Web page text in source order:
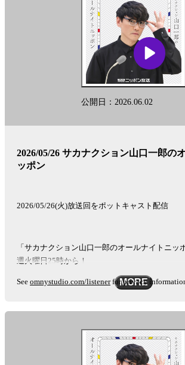
omnystudio.com/listener for privacy information.
公開日：2026.06.02
2026/05/26 サカナクション山口一郎の
ッポン
2026/05/26(火)放送回をポットキャスト配信
「サカナクション山口一郎のオールナイトニッ
週火曜日25時から！
See omnystudio.com/listenerfor privacy
MORE